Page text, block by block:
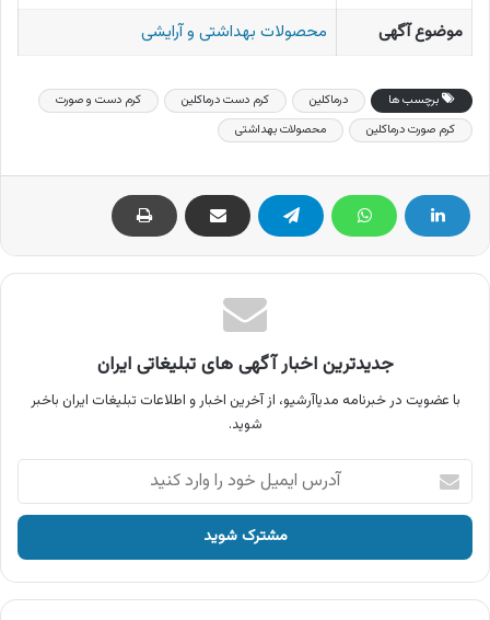
موضوع آگهی
محصولات بهداشتی و آرایشی
برچسب ها درماکلین کرم دست درماکلین
کرم دست و صورت
کرم صورت درماکلین
محصولات بهداشتی
جدیدترین اخبار آگهی های تبلیغاتی ایران
با عضویت در خبرنامه مدیاآرشیو، از آخرین اخبار و اطلاعات تبلیغات ایران باخبر
شوید.
آدرس
ایمیل
خود
وارد
کنید